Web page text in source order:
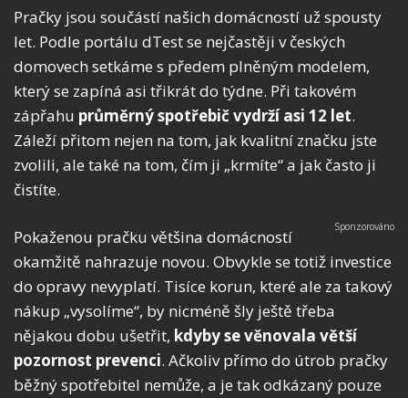
Pračky jsou součástí našich domácností už spousty
let. Podle portálu dTest se nejčastěji v českých
domovech setkáme s předem plněným modelem,
který se zapíná asi třikrát do týdne. Při takovém
zápřahu průměrný spotřebič vydrží asi 12 let.
Záleží přitom nejen na tom, jak kvalitní značku jste
zvolili, ale také na tom, čím ji „krmíte“ a jak často ji
čistíte.
Pokaženou pračku většina domácností
okamžitě nahrazuje novou. Obvykle se totiž investice
do opravy nevyplatí. Tisíce korun, které ale za takový
nákup „vysolíme“, by nicméně šly ještě třeba
nějakou dobu ušetřit, kdyby se věnovala větší
pozornost prevenci. Ačkoliv přímo do útrob pračky
běžný spotřebitel nemůže, a je tak odkázaný pouze